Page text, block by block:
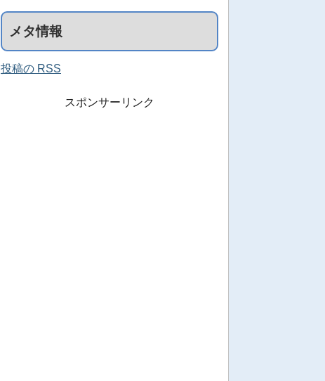
メタ情報
投稿の RSS
スポンサーリンク